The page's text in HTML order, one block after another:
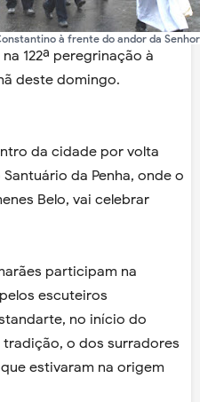
à frente do andor da
122ª peregrinação à
deste domingo.
da cidade por volta
da Penha, onde o
Belo, vai celebrar
participam na
escuteiros
no início do
o dos surradores
estivaram na origem